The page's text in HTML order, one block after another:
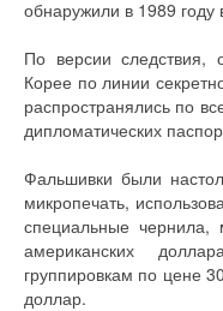
обнаружили в 1989
По версии следствия,
Корее по линии
распространялись по
дипломатических
Фальшивки были
микропечать,
специальные
американских
группировкам по цене
доллар.